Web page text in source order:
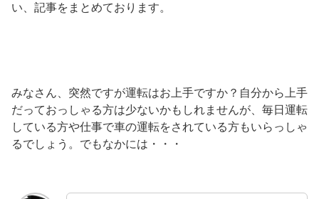
い、記事をまとめております。
みなさん、突然ですが運転はお上手ですか？自分から上手
だっておっしゃる方は少ないかもしれませんが、毎日運転
している方や仕事で車の運転をされている方もいらっしゃ
るでしょう。でもなかには・・・